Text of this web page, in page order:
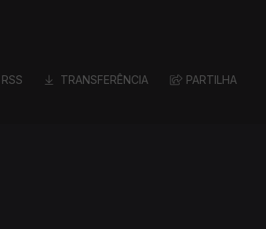
RSS TRANSFERÊNCIA PARTILHA